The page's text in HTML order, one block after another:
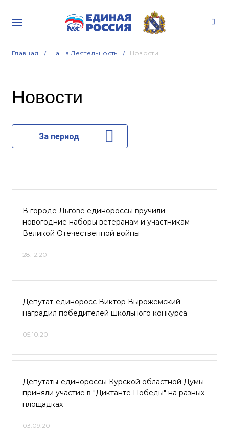
Главная Наша Деятельность Новости
Новости
За период
В городе Льгове единороссы вручили
новогодние наборы ветеранам и участникам
Великой Отечественной войны
28.12.20
Депутат-единоросс Виктор Вырожемский
наградил победителей школьного конкурса
05.10.20
Депутаты-единороссы Курской областной Думы
приняли участие в "Диктанте Победы" на разных
площадках
03.09.20